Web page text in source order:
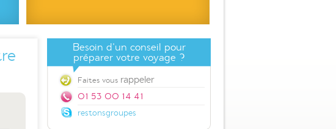
Besoin d'un conseil pour
préparer votre voyage ?
Faites vous rappeler
01 53 00 14 41
restonsgroupes